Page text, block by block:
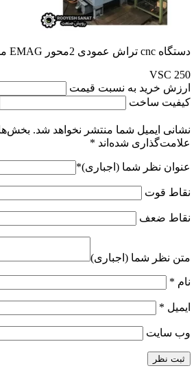
دستگاه cnc تراش عمودی 2محور EMAG مدل VSC 250
VSC 250
ارزش خرید به نسبت قیمت
کیفیت ساخت
نشانی ایمیل شما منتشر نخواهد شد.
علامت‌گذاری شده‌اند *
عنوان نظر شما (اجباری)*
نقاط قوت
نقاط ضعف
متن نظر شما (اجباری)
نام *
ایمیل *
وب‌ سایت